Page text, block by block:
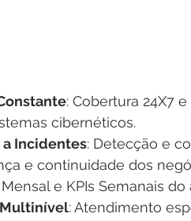
: Cobertura 24X7
cibernéticos.
a Incidentes: Detecção e
e continuidade dos
e KPIs Semanais
: Atendimento